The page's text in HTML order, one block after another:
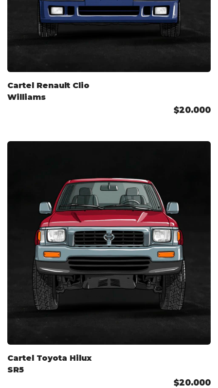
Cartel Renault Clio
Williams
$20.000
Cartel Toyota Hilux
SR5
$20.000